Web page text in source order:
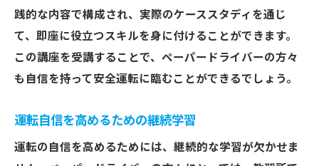
践的な内容で構成され、実際のケーススタディを通じ
て、即座に役立つスキルを身に付けることができます。
この講座を受講することで、ペーパードライバーの方々
も自信を持って安全運転に臨むことができるでしょう。
運転自信を高めるための継続学習
運転の自信を高めるためには、継続的な学習が欠かせま